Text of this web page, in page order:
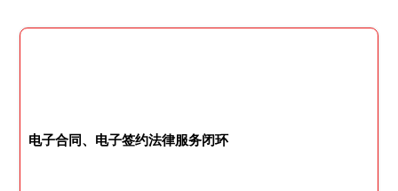
电子合同、电子签约法律服务闭环